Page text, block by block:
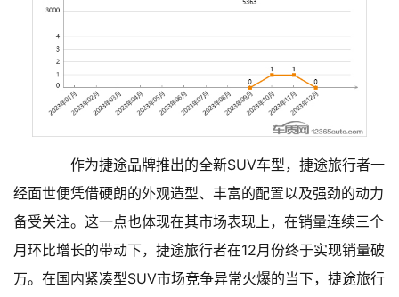
作为捷途品牌推出的全新SUV车型，捷途旅行者一
经面世便凭借硬朗的外观造型、丰富的配置以及强劲的动力
备受关注。这一点也体现在其市场表现上，在销量连续三个
月环比增长的带动下，捷途旅行者在12月份终于实现销量破
万。在国内紧凑型SUV市场竞争异常火爆的当下，捷途旅行